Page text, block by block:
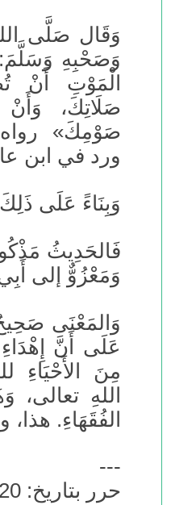
وَقَال صَلَّى
وَصَحْبِهِ وَسَلَّمَ:
الْمَوْتِ أَنْ
صَلَاتِكَ،
صَوْمِكَ» رواه
ورد في ابن
وَبِنَاءً عَلَى
فَالحَدِيثُ
وَمَعْزُوٌّ إلى
وَالمَعْنَى
عَلَى أَنَّ
مِنَ الأَحْيَاءِ
اللهِ تعالى،
الفُقَهَاءِ. هذا،
---
حرر بتاريخ: 16.07.2020